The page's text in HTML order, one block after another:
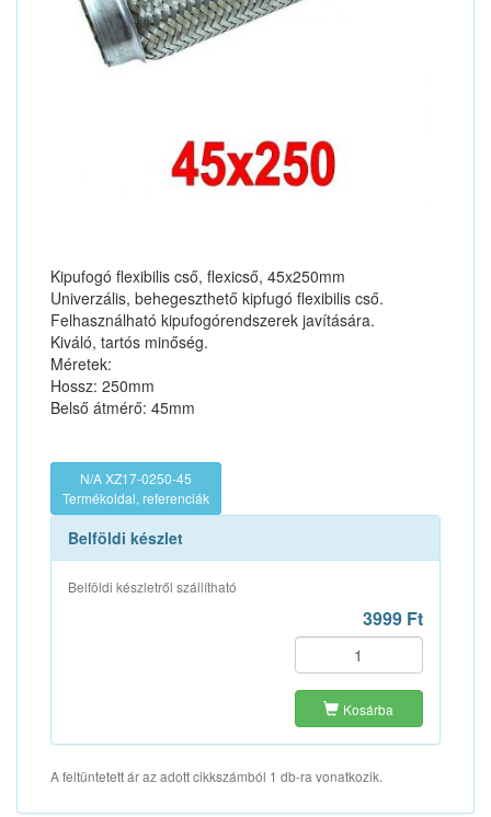
Kipufogó flexibilis cső, flexicső, 45x250mm
Univerzális, behegeszthető kipfugó flexibilis cső.
Felhasználható kipufogórendszerek javítására.
Kiváló, tartós minőség.
Méretek:
Hossz: 250mm
Belső átmérő: 45mm
N/A XZ17-0250-45
Termékoldal, referenciák
Belföldi készlet
Belföldi készletről szállítható
3999 Ft
Kosárba
A feltüntetett ár az adott cikkszámból 1 db-ra vonatkozik.